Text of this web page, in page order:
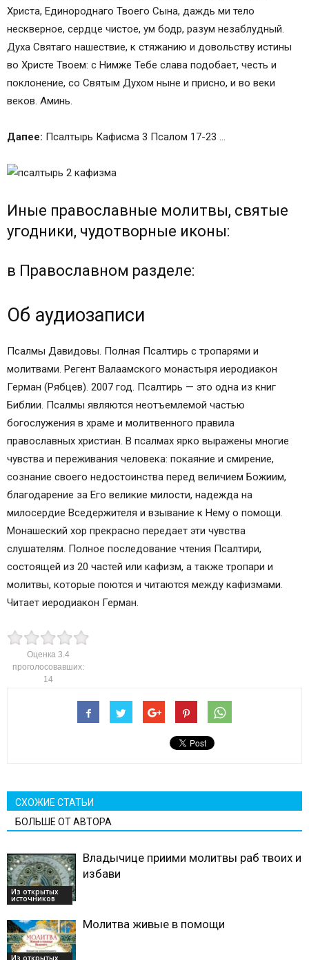
Христа, Единороднаго Твоего Сына, даждь ми тело
нескверное, сердце чистое, ум бодр, разум незаблудный.
Духа Святаго нашествие, к стяжанию и довольству истины
во Христе Твоем: с Нимже Тебе слава подобает, честь и
поклонение, со Святым Духом ныне и присно, и во веки
веков. Аминь.
Дапее: Псалтырь Кафисма 3 Псалом 17-23 …
Иные православные молитвы, святые
угодники, чудотворные иконы:
в Православном разделе:
Об аудиозаписи
Псалмы Давидовы. Полная Псалтирь с тропарями и
молитвами. Регент Валаамского монастыря иеродиакон
Герман (Рябцев). 2007 год. Псалтирь — это одна из книг
Библии. Псалмы являются неотъемлемой частью
богослужения в храме и молитвенного правила
православных христиан. В псалмах ярко выражены многие
чувства и переживания человека: покаяние и смирение,
сознание своего недостоинства перед величием Божиим,
благодарение за Его великие милости, надежда на
милосердие Вседержителя и взывание к Нему о помощи.
Монашеский хор прекрасно передает эти чувства
слушателям. Полное последование чтения Псалтири,
состоящей из 20 частей или кафизм, а также тропари и
молитвы, которые поются и читаются между кафизмами.
Читает иеродиакон Герман.
Оценка 3.4
проголосовавших:
14
СХОЖИЕ СТАТЬИ
БОЛЬШЕ ОТ АВТОРА
Из открытых
источников
Владычице приими молитвы раб твоих и
избави
Из открытых
Молитва живые в помощи